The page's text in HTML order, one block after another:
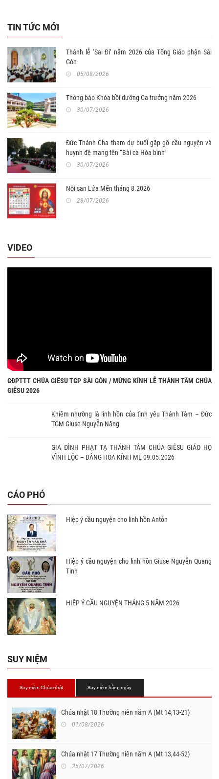
TIN TỨC MỚI
Thánh lễ ‘Sai Đi’ năm 2026 của Tổng Giáo phận Sài
Gòn
05/08/2026
Thông báo Khóa bồi dưỡng Ca trưởng năm 2026
30/07/2026
Đức Thánh Cha tham dự buổi gặp gỡ cầu nguyện và
huynh đệ mang tên “Bài ca Hòa bình”
30/07/2026
Nội san Lửa Mến tháng 8.2026
28/07/2026
VIDEO
GĐPTTT CHÚA GIÊSU TGP SÀI GÒN / MỪNG KÍNH LỄ THÁNH TÂM CHÚA
GIÊSU 2026
Khiêm nhường là linh hồn của tình yêu Thánh Tâm – Đức
TGM Giuse Nguyễn Năng
GIA ĐÌNH PHẠT TẠ THÁNH TÂM CHÚA GIÊSU GIÁO HỌ
VĨNH LỘC – DÂNG HOA KÍNH MẸ 09.05.2026
CÁO PHÓ
Hiệp ý cầu nguyện cho linh hồn Antôn
Hiệp ý cầu nguyện cho linh hồn Giuse Nguyễn Quang
Tinh
HIỆP Ý CẦU NGUYỆN THÁNG 5 NĂM 2026
SUY NIỆM
Suy niệm Chúa nhật Suy niệm hằng ngày
Chúa nhật 18 Thường niên năm A (Mt 14,13-21)
01/08/2026
Chúa nhật 17 Thường niên năm A (Mt 13,44-52)
25/07/2026